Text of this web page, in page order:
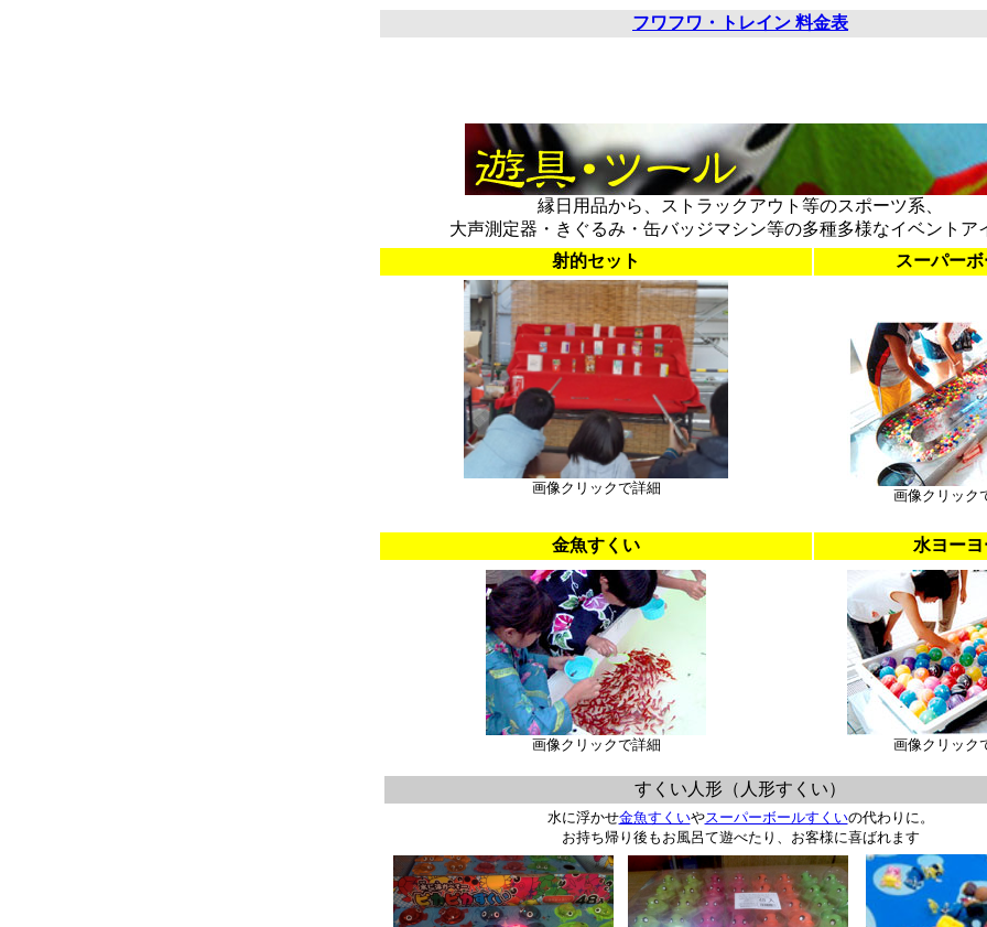
フワフワ・トレイン 料金表
縁日用品から、ストラックアウト等のスポーツ系、
大声測定器・きぐるみ・缶バッジマシン等の多種多様なイベントア
射的セット
スーパー
画像クリックで詳細 画像クリック
金魚すくい 水ヨーヨ
画像クリックで詳細 画像クリック
すくい人形（人形すくい）
水に浮かせ金魚すくいやスーパーボールすくいの代わりに。
お持ち帰り後もお風呂て遊べたり、お客様に喜ばれます